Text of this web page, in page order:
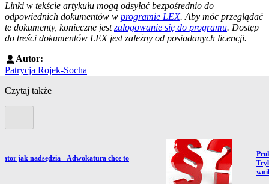
Linki w tekście artykułu mogą odsyłać bezpośrednio do
odpowiednich dokumentów w programie LEX. Aby móc przeglądać
te dokumenty, konieczne jestzalogowanie się do programu. Dostęp
do treści dokumentów LEX jest zależny od posiadanych licencji.
Autor:
Patrycja Rojek-Socha
Czytaj także
do artykułu:
jak nadsędzia - Adwokatura chce to